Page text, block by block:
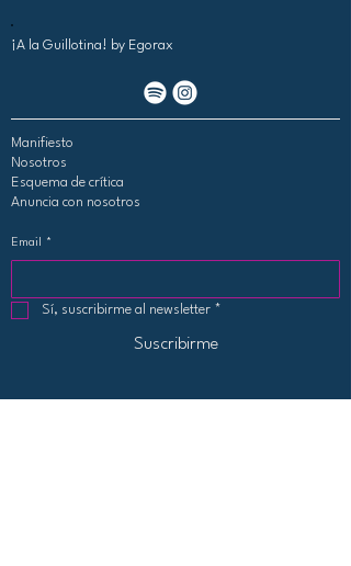
¡A la Guillotina! by Egorax
Manifiesto
Nosotros
Esquema de crítica
Anuncia con nosotros
Email *
Sí, suscribirme al newsletter *
Suscribirme